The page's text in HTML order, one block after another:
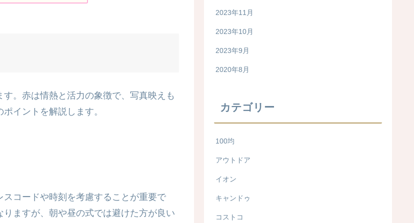
。赤は情熱と活力の象徴で、写真映えも
イントを解説します。
コードや時刻を考慮することが重要で
ますが、朝や昼の式では避けた方が良い
2023年11月
2023年10月
2023年9月
2020年8月
カテゴリー
100均
アウトドア
イオン
キャンドゥ
コストコ